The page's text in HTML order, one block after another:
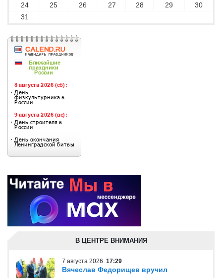
24
25 26 27 28 29
30
31
В ЦЕНТРЕ ВНИМАНИЯ
7 августа 2026 17:29
Вячеслав Федорищев вручил